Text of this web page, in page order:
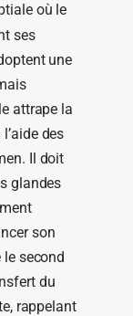
où le
ses
une
attrape la
des
Il doit
glandes
son
le second
du
rappelant